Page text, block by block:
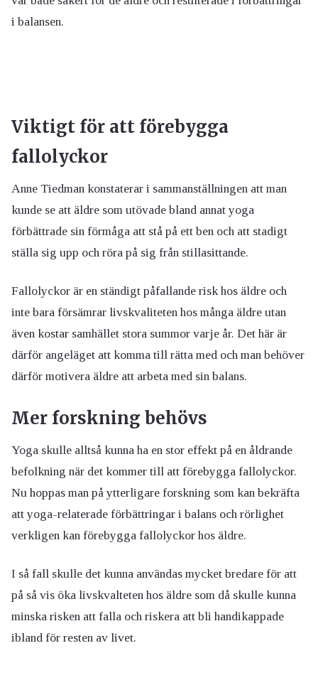
i balansen.
Viktigt för att förebygga
fallolyckor
Anne Tiedman konstaterar i sammanställningen att man
kunde se att äldre som utövade bland annat yoga
förbättrade sin förmåga att stå på ett ben och att stadigt
ställa sig upp och röra på sig från stillasittande.
Fallolyckor är en ständigt påfallande risk hos äldre och
inte bara försämrar livskvaliteten hos många äldre utan
även kostar samhället stora summor varje år. Det här är
därför angeläget att komma till rätta med och man behöver
därför motivera äldre att arbeta med sin balans.
Mer forskning behövs
Yoga skulle alltså kunna ha en stor effekt på en åldrande
befolkning när det kommer till att förebygga fallolyckor.
Nu hoppas man på ytterligare forskning som kan bekräfta
att yoga-relaterade förbättringar i balans och rörlighet
verkligen kan förebygga fallolyckor hos äldre.
I så fall skulle det kunna användas mycket bredare för att
på så vis öka livskvalteten hos äldre som då skulle kunna
minska risken att falla och riskera att bli handikappade
ibland för resten av livet.